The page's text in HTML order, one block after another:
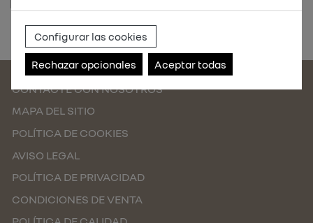
Referencia:RDC182.020
CONTACTE CON NOSOTROS
MAPA DEL SITIO
POLÍTICA DE COOKIES
AVISO LEGAL
POLÍTICA DE PRIVACIDAD
CONDICIONES DE VENTA
Configurar las cookies
Rechazar opcionales Aceptar todas